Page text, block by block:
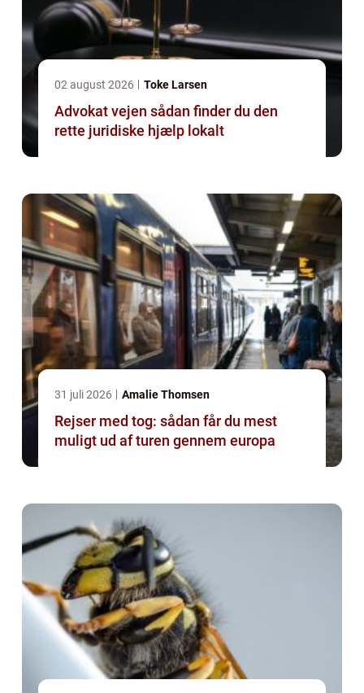
02 august 2026 Toke Larsen
Advokat vejen sådan finder du den
rette juridiske hjælp lokalt
31 juli 2026 Amalie Thomsen
Rejser med tog: sådan får du mest
muligt ud af turen gennem europa